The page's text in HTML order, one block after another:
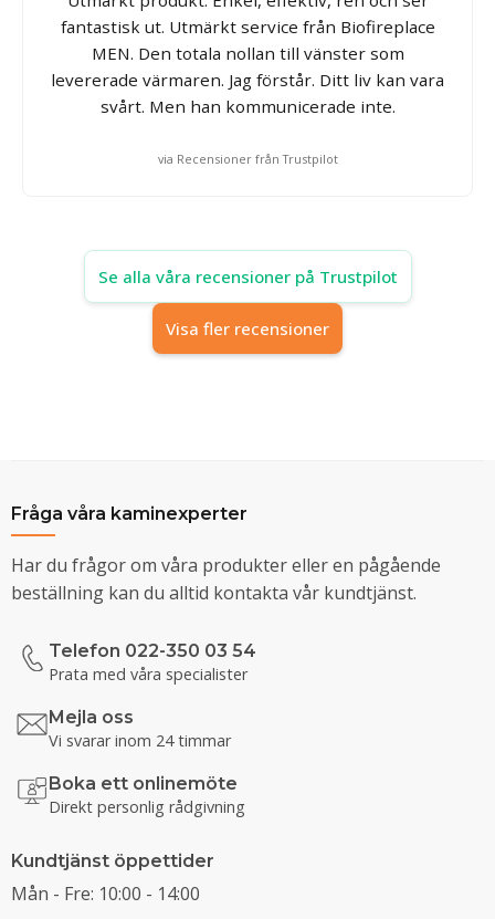
fantastisk ut. Utmärkt service från Biofireplace
MEN. Den totala nollan till vänster som
levererade värmaren. Jag förstår. Ditt liv kan vara
svårt. Men han kommunicerade inte.
via Recensioner från Trustpilot
Se alla våra recensioner på Trustpilot
Visa fler recensioner
Fråga våra kaminexperter
Har du frågor om våra produkter eller en pågående
beställning kan du alltid kontakta vår kundtjänst.
Telefon 022-350 03 54
Prata med våra specialister
Mejla oss
Vi svarar inom 24 timmar
Boka ett onlinemöte
Direkt personlig rådgivning
Kundtjänst öppettider
Mån - Fre: 10:00 - 14:00